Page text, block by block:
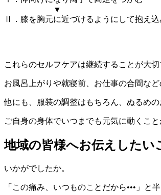
▼
Ⅱ．膝を胸元に近づけるようにして抱え
これらのセルフケアは継続することが大切
お風呂上がりや就寝前、お仕事の合間な
他にも、服装の調整はもちろん、ぬるめ
ご自身の身体でいつまでも元気に動くこ
地域の皆様へお伝えしたい
いかがでしたか。
「この痛み、いつものことだから•••」と